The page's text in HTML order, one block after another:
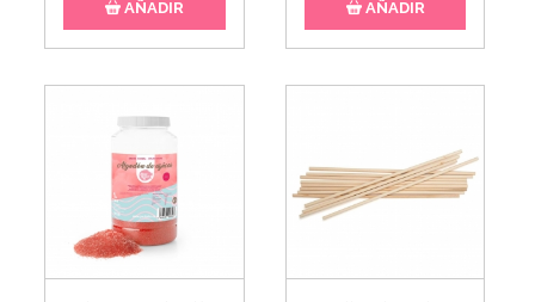
AÑADIR AÑADIR